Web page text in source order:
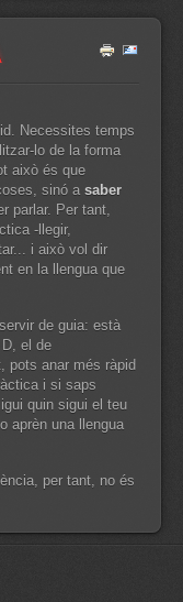
Necessites temps
lo de la forma
això és que
sinó a saber
parlar. Per tant,
-llegir,
i això vol dir
en la llengua que
de guia: està
el de
pots anar més ràpid
i si saps
quin sigui el teu
aprèn una llengua
per tant, no és